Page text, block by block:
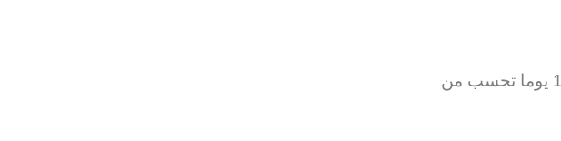
ويجب أن يعرض الخطوات الرامية إلى تصحيح التستر التجاري خلال مدة أقصاها 180 يوما تحسب من